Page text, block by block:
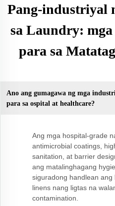
Pang-industriyal
sa Laundry: mga
para sa
Ano ang gumagawa ng mga
para sa ospital at healthcare?
Ang mga hospital-grade
antimicrobial coatings,
sanitation, at barrier
ang matalinghagang
siguradong handlean ang
linens nang ligtas na
contamination.